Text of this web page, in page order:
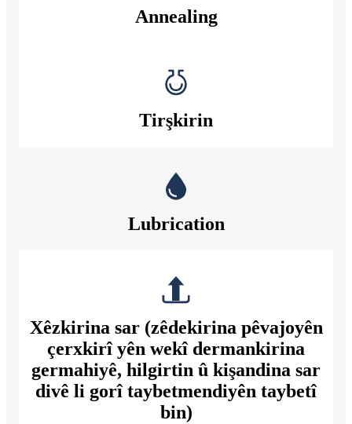
Annealing
Tirşkirin
Lubrication
Xêzkirina sar (zêdekirina pêvajoyên
çerxkirî yên wekî dermankirina
germahiyê, hilgirtin û kişandina sar
divê li gorî taybetmendiyên taybetî
bin)